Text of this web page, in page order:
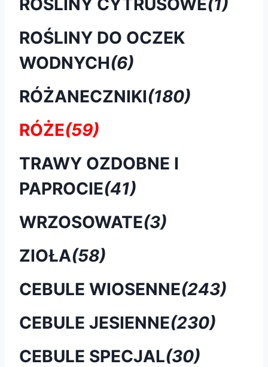
ROŚLINY DO OCZEK
WODNYCH(6)
RÓŻANECZNIKI(180)
RÓŻE(59)
TRAWY OZDOBNE I
PAPROCIE(41)
WRZOSOWATE(3)
ZIOŁA(58)
CEBULE WIOSENNE(243)
CEBULE JESIENNE(230)
CEBULE SPECJAL(30)